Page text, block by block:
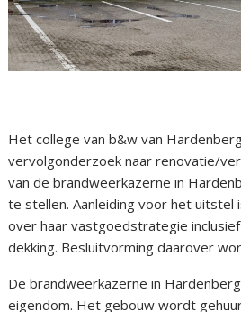
Het college van b&w van
vervolgonderzoek naar renovatie/
van de brandweerkazerne in
te stellen. Aanleiding voor het uitstel
over haar vastgoedstrategie
dekking. Besluitvorming daarover
De brandweerkazerne in
eigendom. Het gebouw wordt